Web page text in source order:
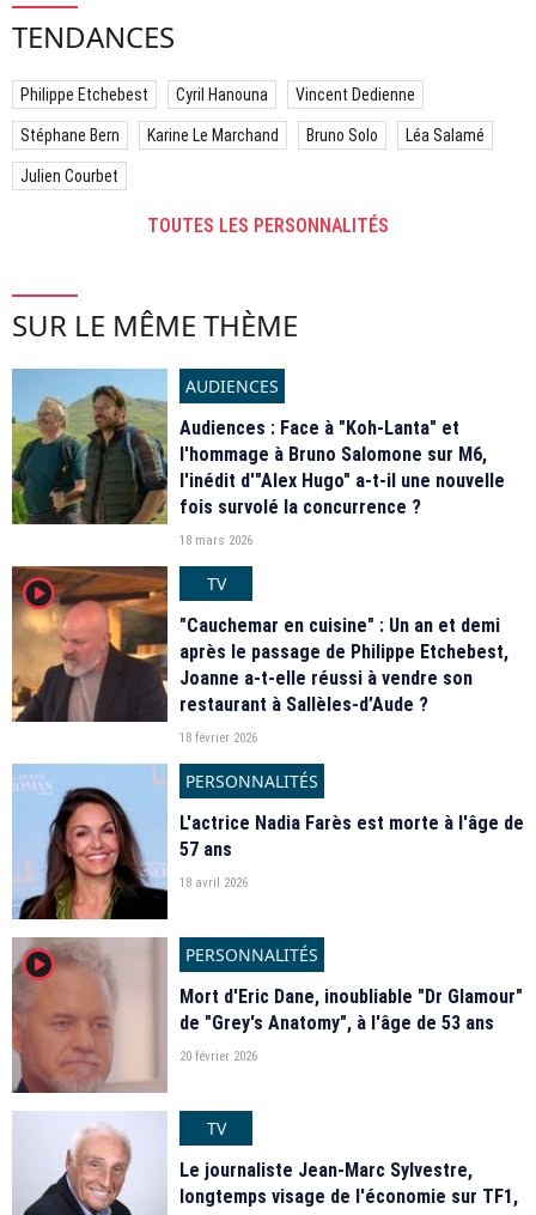
TENDANCES
Philippe Etchebest Cyril Hanouna Vincent Dedienne
Stéphane Bern Karine Le Marchand Bruno Solo Léa Salamé
Julien Courbet
TOUTES LES PERSONNALITÉS
SUR LE MÊME THÈME
AUDIENCES
Audiences : Face à "Koh-Lanta" et
l'hommage à Bruno Salomone sur M6,
l'inédit d'"Alex Hugo" a-t-il une nouvelle
fois survolé la concurrence ?
18 mars 2026
player2
TV
"Cauchemar en cuisine" : Un an et demi
après le passage de Philippe Etchebest,
Joanne a-t-elle réussi à vendre son
restaurant à Sallèles-d’Aude ?
18 février 2026
PERSONNALITÉS
L'actrice Nadia Farès est morte à l'âge de
57 ans
18 avril 2026
player2
PERSONNALITÉS
Mort d'Eric Dane, inoubliable "Dr Glamour"
de "Grey's Anatomy", à l'âge de 53 ans
20 février 2026
TV
Le journaliste Jean-Marc Sylvestre,
longtemps visage de l'économie sur TF1,